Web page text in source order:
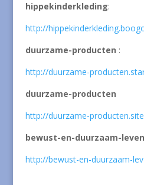
hippekinderkleding:
http://
duurzame-producten :
http://duurzame-
duurzame-producten
http://duurzame-
bewust-en-duurzaam-leven
http://bewust-en-duurzaam-